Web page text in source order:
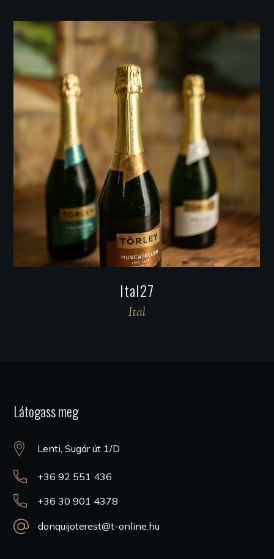
Ital19
Ital
Látogass meg
Lenti, Sugár út 1/D
+36 92 551 436
+36 30 901 4378
donquijoterest@t-online.hu